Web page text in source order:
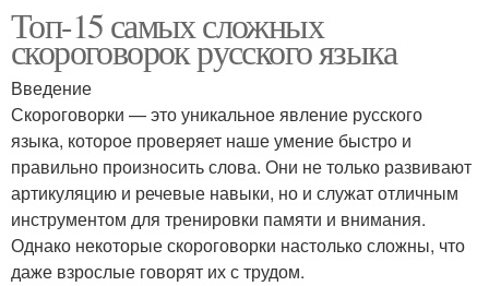
Топ-15 самых сложных
скороговорок русского языка
Введение
Скороговорки — это уникальное явление русского
языка, которое проверяет наше умение быстро и
правильно произносить слова. Они не только развивают
артикуляцию и речевые навыки, но и служат отличным
инструментом для тренировки памяти и внимания.
Однако некоторые скороговорки настолько сложны, что
даже взрослые говорят их с трудом.